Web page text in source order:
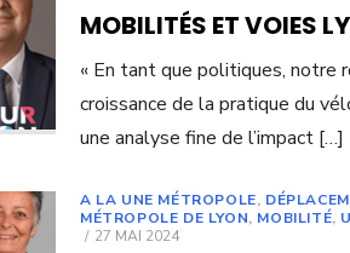
MOBILITÉS ET VOIES
« En tant que politiques, notre
croissance de la pratique du
une analyse fine de l’impact […]
A LA UNE MÉTROPOLE,
MÉTROPOLE DE LYON, MOBILITÉ,
POSTED
27 MAI 2024